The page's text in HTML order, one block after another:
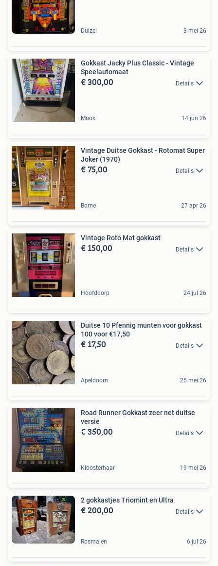
Duizel 3 mei 26
Gokkast Jacky Plus Classic - Vintage
Speelautomaat
€ 300,00 Details
Mook 14 jun 26
Vintage Duitse Gokkast - Rotomat Super
Joker (1970)
€ 75,00 Details
Borne 27 apr 26
Vintage Roto Mat gokkast
€ 150,00 Details
Hoofddorp 24 jul 26
Duitse 10 Pfennig munten voor gokkast
100 voor €17,50
€ 17,50 Details
Apeldoorn 25 mei 26
Road Runner Gokkast zeer net duitse
versie
€ 350,00 Details
Kloosterhaar 19 mei 26
2 gokkastjes Triomint en Ultra
€ 200,00 Details
Rosmalen 6 jul 26